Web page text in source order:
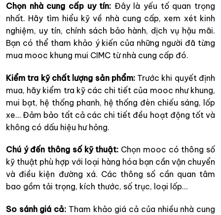
Chọn nhà cung cấp uy tín: Đây là yếu tố quan trọng
nhất. Hãy tìm hiểu kỹ về nhà cung cấp, xem xét kinh
nghiệm, uy tín, chính sách bảo hành, dịch vụ hậu mãi.
Bạn có thể tham khảo ý kiến của những người đã từng
mua mooc khung mui CIMC từ nhà cung cấp đó.
Kiểm tra kỹ chất lượng sản phẩm:Trước khi quyết định
mua, hãy kiểm tra kỹ các chi tiết của mooc như khung,
mui bạt, hệ thống phanh, hệ thống đèn chiếu sáng, lốp
xe… Đảm bảo tất cả các chi tiết đều hoạt động tốt và
không có dấu hiệu hư hỏng.
Chú ý đến thông số kỹ thuật: Chọn mooc có thông số
kỹ thuật phù hợp với loại hàng hóa bạn cần vận chuyển
và điều kiện đường xá. Các thông số cần quan tâm
bao gồm tải trọng, kích thước, số trục, loại lốp…
So sánh giá cả: Tham khảo giá cả của nhiều nhà cung